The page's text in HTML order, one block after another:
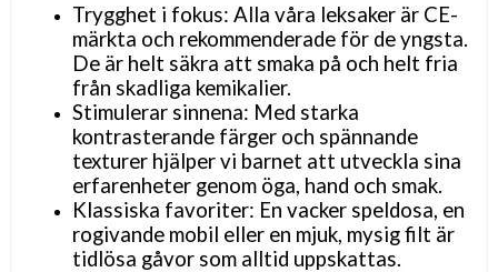
Trygghet i fokus: Alla våra leksaker är CE-
märkta och rekommenderade för de yngsta.
De är helt säkra att smaka på och helt fria
från skadliga kemikalier.
Stimulerar sinnena: Med starka
kontrasterande färger och spännande
texturer hjälper vi barnet att utveckla sina
erfarenheter genom öga, hand och smak.
Klassiska favoriter: En vacker speldosa, en
rogivande mobil eller en mjuk, mysig filt är
tidlösa gåvor som alltid uppskattas.